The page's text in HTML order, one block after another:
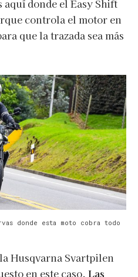
aquí donde el Easy Shift
controla el motor en
que la trazada sea más
donde esta moto cobra todo
Husqvarna Svartpilen
en este caso. Las